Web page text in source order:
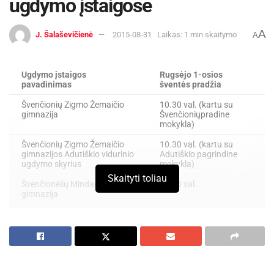
ugdymo įstaigose
J. Šalaševičienė 2015-08-31 Laikas: 1 min skaitymo AA
Ugdymo įstaigos
pavadinimas
Rugsėjo 1-osios
šventės pradžia
Švenčionių Zigmo Žemaičio
gimnazija
10.30 val. (kartu su
Švenčioniųpradine
mokykla)
Švenčionių Zigmo Žemaičio
gimnazijos Adutiškio vidurinio
ugdymo skyrius
10.30 val. (kartu su
Adutiškio pagrindine
mokykla)
Švenčionėlių Mindaugo
gimnazija
11.00 val.
Pabradės „Žeimenos“
gimnazija
9.00 val.
Skaityti toliau